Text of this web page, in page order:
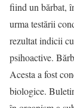
fiind un bărbat,
urma testării
rezultat indicii
psihoactive.
Acesta a fost
biologice.